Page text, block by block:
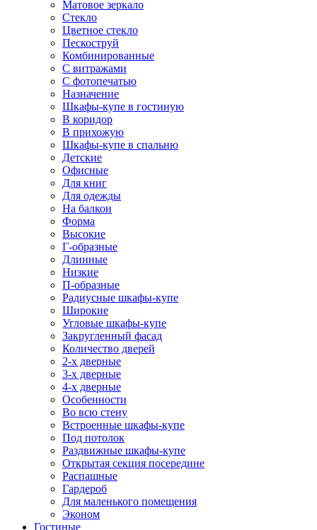
Матовое зеркало
Стекло
Цветное стекло
Пескоструй
Комбинированные
С витражами
С фотопечатью
Назначение
Шкафы-купе в гостиную
В коридор
В прихожую
Шкафы-купе в спальню
Детские
Офисные
Для книг
Для одежды
На балкон
Форма
Высокие
Г-образные
Длинные
Низкие
П-образные
Радиусные шкафы-купе
Широкие
Угловые шкафы-купе
Закругленный фасад
Количество дверей
2-х дверные
3-х дверные
4-х дверные
Особенности
Во всю стену
Встроенные шкафы-купе
Под потолок
Раздвижные шкафы-купе
Открытая секция посередине
Распашные
Гардероб
Для маленького помещения
Эконом
Гостиные